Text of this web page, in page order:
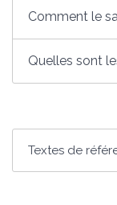
Comment le
Quelles sont
Textes de